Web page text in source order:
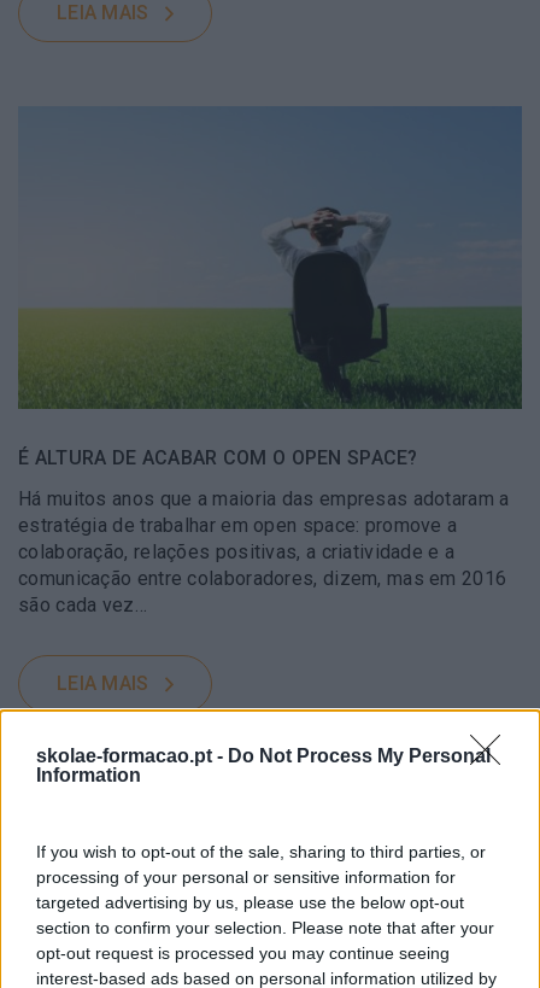
skolae-formacao.pt - Do Not Process My Personal
Information
If you wish to opt-out of the sale, sharing to third parties, or
processing of your personal or sensitive information for
targeted advertising by us, please use the below opt-out
section to confirm your selection. Please note that after your
opt-out request is processed you may continue seeing
interest-based ads based on personal information utilized by
LEIA MAIS
É ALTURA DE ACABAR COM O OPEN SPACE?
Há muitos anos que a maioria das empresas adotaram a
estratégia de trabalhar em open space: promove a
colaboração, relações positivas, a criatividade e a
comunicação entre colaboradores, dizem, mas em 2016
são cada vez…
LEIA MAIS